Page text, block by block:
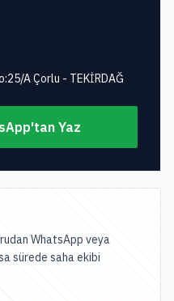
A Çorlu - TEKİRDAĞ
Yaz
WhatsApp veya
sürede saha ekibi